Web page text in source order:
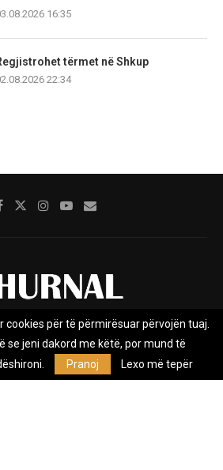
16:35
tërmet në Shkup
22:34
Impresumi Marketing
Privacy Policy
e Lajmeve e pavarur, e themeluar në vitin
cookies për të përmirësuar përvojën tuaj.
se jeni dakord me këtë, por mund të
Pranoj Lexo më tepër